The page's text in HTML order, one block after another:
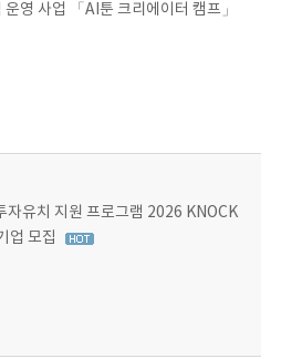
영 사업 「AI툰 크리에이터 캠프」
자유치 지원 프로그램 2026 KNOCK
업 모집